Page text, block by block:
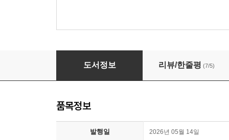
오늘 단 2시간만
도서정보 리뷰/한줄평 (7/5)
품목정보
발행일 2026년 05월 14일